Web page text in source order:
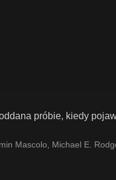
próbie, kiedy
Mascolo
Michael E.